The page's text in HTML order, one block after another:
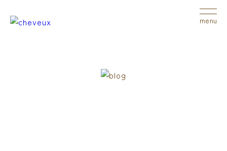
menu